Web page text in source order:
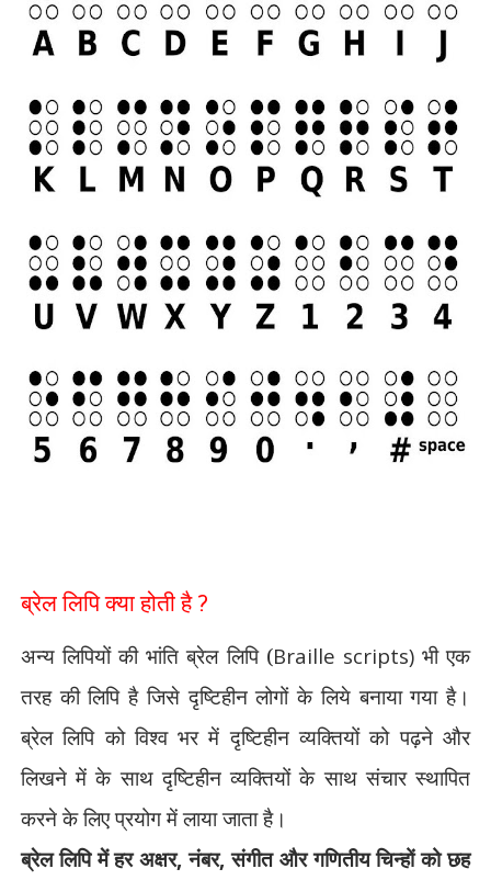
ब्रेल लिपि क्या होती है ?
अन्य लिपियों की भांति ब्रेल लिपि (Braille scripts) भी एक
तरह की लिपि है जिसे दृष्टिहीन लोगों के लिये बनाया गया है।
ब्रेल लिपि को विश्व भर में दृष्टिहीन व्यक्तियों को पढ़ने और
लिखने में के साथ दृष्टिहीन व्यक्तियों के साथ संचार स्थापित
करने के लिए प्रयोग में लाया जाता है।
ब्रेल लिपि में हर अक्षर,नंबर,संगीत और गणितीय चिन्हों को छह